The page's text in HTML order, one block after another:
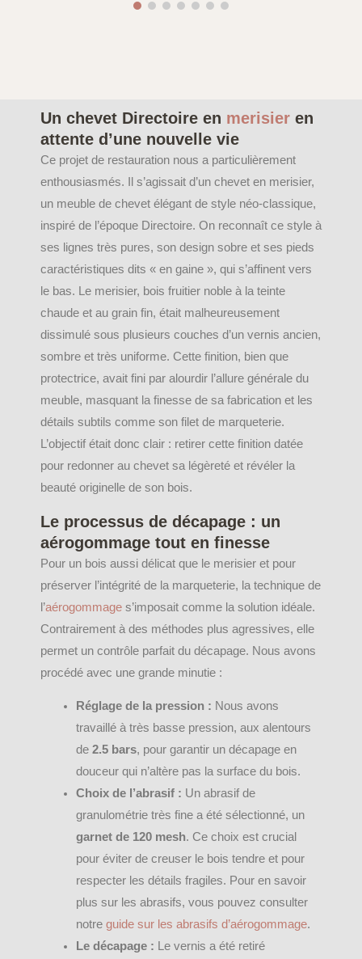
Un chevet Directoire en merisier en
attente d’une nouvelle vie
Ce projet de restauration nous a particulièrement
enthousiasmés. Il s’agissait d’un chevet en merisier,
un meuble de chevet élégant de style néo-classique,
inspiré de l’époque Directoire. On reconnaît ce style à
ses lignes très pures, son design sobre et ses pieds
caractéristiques dits « en gaine », qui s’affinent vers
le bas. Le merisier, bois fruitier noble à la teinte
chaude et au grain fin, était malheureusement
dissimulé sous plusieurs couches d’un vernis ancien,
sombre et très uniforme. Cette finition, bien que
protectrice, avait fini par alourdir l’allure générale du
meuble, masquant la finesse de sa fabrication et les
détails subtils comme son filet de marqueterie.
L’objectif était donc clair : retirer cette finition datée
pour redonner au chevet sa légèreté et révéler la
beauté originelle de son bois.
Le processus de décapage : un
aérogommage tout en finesse
Pour un bois aussi délicat que le merisier et pour
préserver l’intégrité de la marqueterie, la technique de
l’aérogommage s’imposait comme la solution idéale.
Contrairement à des méthodes plus agressives, elle
permet un contrôle parfait du décapage. Nous avons
procédé avec une grande minutie :
Réglage de la pression : Nous avons
travaillé à très basse pression, aux alentours
de 2.5 bars, pour garantir un décapage en
douceur qui n’altère pas la surface du bois.
Choix de l’abrasif : Un abrasif de
granulométrie très fine a été sélectionné, un
garnet de 120 mesh. Ce choix est crucial
pour éviter de creuser le bois tendre et pour
respecter les détails fragiles. Pour en savoir
plus sur les abrasifs, vous pouvez consulter
notre guide sur les abrasifs d’aérogommage.
Le décapage : Le vernis a été retiré